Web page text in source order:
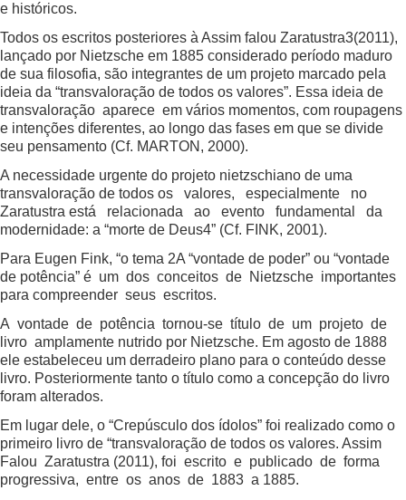
e históricos.
Todos os escritos posteriores à Assim falou Zaratustra3(2011),
lançado por Nietzsche em 1885 considerado período maduro
de sua filosofia, são integrantes de um projeto marcado pela
ideia da “transvaloração de todos os valores”. Essa ideia de
transvaloração aparece em vários momentos, com roupagens
e intenções diferentes, ao longo das fases em que se divide
seu pensamento (Cf. MARTON, 2000).
A necessidade urgente do projeto nietzschiano de uma
transvaloração de todos os valores, especialmente no
Zaratustra está relacionada ao evento fundamental da
modernidade: a “morte de Deus4” (Cf. FINK, 2001).
Para Eugen Fink, “o tema 2A “vontade de poder” ou “vontade
de potência” é um dos conceitos de Nietzsche importantes
para compreender seus escritos.
A vontade de potência tornou-se título de um projeto de
livro amplamente nutrido por Nietzsche. Em agosto de 1888
ele estabeleceu um derradeiro plano para o conteúdo desse
livro. Posteriormente tanto o título como a concepção do livro
foram alterados.
Em lugar dele, o “Crepúsculo dos ídolos” foi realizado como o
primeiro livro de “transvaloração de todos os valores. Assim
Falou Zaratustra (2011), foi escrito e publicado de forma
progressiva, entre os anos de 1883 a 1885.